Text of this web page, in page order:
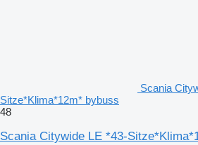
Scania
Sitze*Klima*12m* bybuss
48
Scania Citywide LE *43-